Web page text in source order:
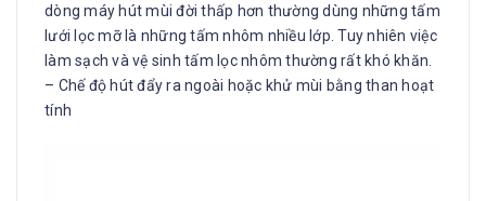
dòng máy hút mùi đời thấp hơn thường dùng những tấm
lưới lọc mỡ là những tấm nhôm nhiều lớp. Tuy nhiên việc
làm sạch và vệ sinh tấm lọc nhôm thường rất khó khăn.
– Chế độ hút đẩy ra ngoài hoặc khử mùi bằng than hoạt
tính